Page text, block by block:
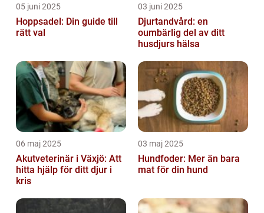
05 juni 2025
Hoppsadel: Din guide till
rätt val
03 juni 2025
Djurtandvård: en
oumbärlig del av ditt
husdjurs hälsa
06 maj 2025
Akutveterinär i Växjö: Att
hitta hjälp för ditt djur i
kris
03 maj 2025
Hundfoder: Mer än bara
mat för din hund